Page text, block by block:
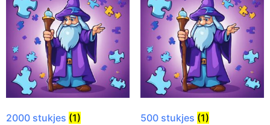
2000 stukjes (1) 500 stukjes (1)